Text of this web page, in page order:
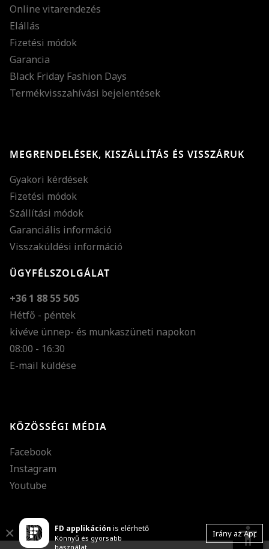
Online vitarendezés
Elállás
Fizetési módok
Garancia
Black Friday Fashion Days
Termékvisszahívási bejelentések
MEGRENDELÉSEK, KISZÁLLÍTÁS ÉS VISSZÁRUK
Gyakori kérdések
Fizetési módok
Szállítási módok
Garanciális információ
Visszaküldési információ
ÜGYFÉLSZOLGÁLAT
+36 1 88 55 505
Hétfő - péntek
kivéve ünnep- és munkaszüneti napokon
08:00 - 16:30
E-mail küldése
KÖZÖSSÉGI MÉDIA
Facebook
Instagram
Youtube
FD applikáción is elérhető
Könnyű és gyorsabb
használat
Irány az App
Close accessibility
Nagy kurzor